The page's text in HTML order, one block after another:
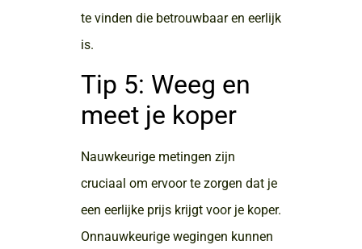
te vinden die betrouwbaar en eerlijk
is.
Tip 5: Weeg en
meet je koper
Nauwkeurige metingen zijn
cruciaal om ervoor te zorgen dat je
een eerlijke prijs krijgt voor je koper.
Onnauwkeurige wegingen kunnen